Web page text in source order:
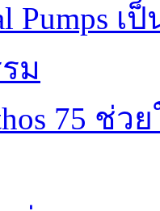
Pumps
ม
75 ช่